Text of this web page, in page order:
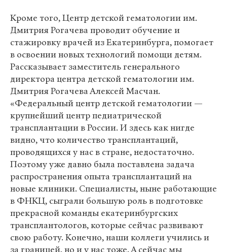
Кроме того, Центр детской гематологии им.
Дмитрия Рогачева проводит обучение и
стажировку врачей из Екатеринбурга, помогает
в освоении новых технологий помощи детям.
Рассказывает заместитель генерального
директора центра детской гематологии им.
Дмитрия Рогачева Алексей Масчан.
«Федеральный центр детской гематологии —
крупнейший центр педиатрической
трансплантации в России. И здесь как нигде
видно, что количество трансплантаций,
проводящихся у нас в стране, недостаточно.
Поэтому уже давно была поставлена задача
распространения опыта трансплантаций на
новые клиники. Специалисты, ныне работающие
в ФНКЦ, сыграли большую роль в подготовке
прекрасной команды екатеринбургских
трансплантологов, которые сейчас развивают
свою работу. Конечно, наши коллеги учились и